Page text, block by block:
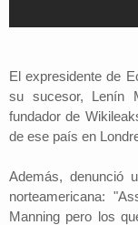
El expresidente de
su sucesor, Lenín
fundador de
de ese país en
Además, denunció
norteamericana:
Manning pero los